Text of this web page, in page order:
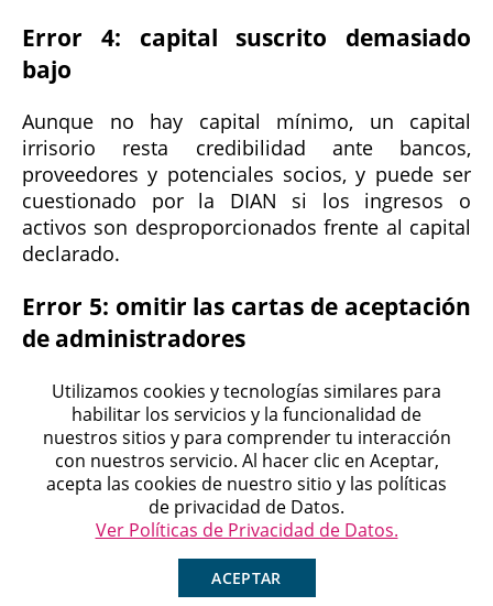
Error 4: capital suscrito demasiado
bajo
Aunque no hay capital mínimo, un capital
irrisorio resta credibilidad ante bancos,
proveedores y potenciales socios, y puede ser
cuestionado por la DIAN si los ingresos o
activos son desproporcionados frente al capital
declarado.
Error 5: omitir las cartas de aceptación
de administradores
artículo 5 de la Ley 1258 de 2008exige
adjuntar las cartas de aceptación del
representante legal, miembros de junta y
revisor fiscal. Su omisión es una causa
frecuente de rechazo del acto constitutivo por la
Cámara de Comercio.
¿Por qué causales se disuelve una S.A.S.?
Michell
Agente en Línea
Chatea ahora
Utilizamos cookies y tecnologías similares para
habilitar los servicios y la funcionalidad de
nuestros sitios y para comprender tu interacción
con nuestros servicio. Al hacer clic en Aceptar,
acepta las cookies de nuestro sitio y las políticas
de privacidad de Datos.
Ver Políticas de Privacidad de Datos.
ACEPTAR